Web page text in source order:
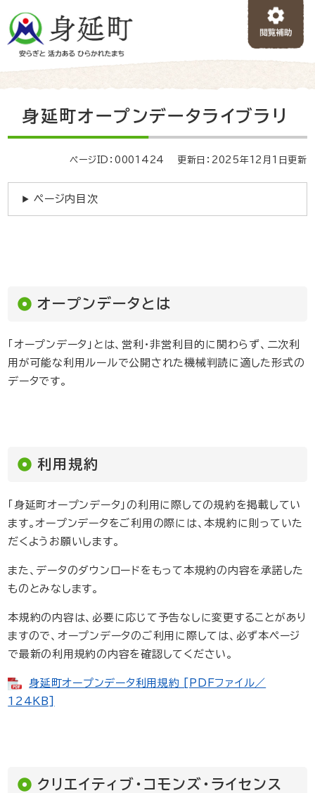
ー
先
身延町オープンデータライブラリ
ページID：0001424 更新日：2025年12月1日更新
ページ内目次
オープンデータとは
「オープンデータ」とは、営利・非営利目的に関わらず、二次利
用が可能な利用ルールで公開された機械判読に適した形式の
データです。
利用規約
「身延町オープンデータ」の利用に際しての規約を掲載してい
ます。オープンデータをご利用の際には、本規約に則っていた
だくようお願いします。
また、データのダウンロードをもって本規約の内容を承諾した
ものとみなします。
本規約の内容は、必要に応じて予告なしに変更することがあり
ますので、オープンデータのご利用に際しては、必ず本ページ
で最新の利用規約の内容を確認してください。
身延町オープンデータ利用規約 [PDFファイル／
124KB]
クリエイティブ・コモンズ・ライセンス